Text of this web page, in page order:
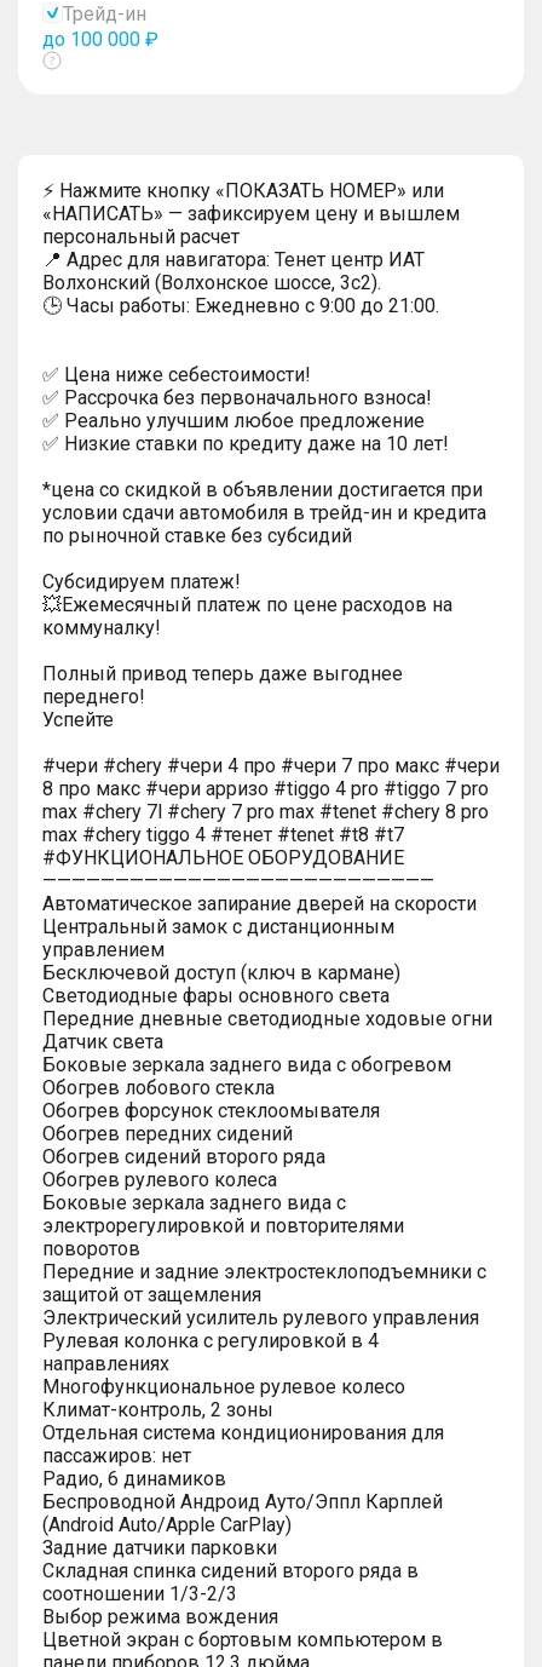
Трейд-ин
до 100 000 ₽
Показать
⚡ Нажмите кнопку «ПОКАЗАТЬ НОМЕР» или
«НАПИСАТЬ» — зафиксируем цену и вышлем
персональный расчет
📍 Адрес для навигатора: Тенет центр ИАТ
Волхонский (Волхонское шоссе, 3с2).
🕒 Часы работы: Ежедневно с 9:00 до 21:00.
✅ Цена ниже себестоимости!
✅ Рассрочка без первоначального взноса!
✅ Реально улучшим любое предложение
✅ Низкие ставки по кредиту даже на 10 лет!
*цена со скидкой в объявлении достигается при
условии сдачи автомобиля в трейд-ин и кредита
по рыночной ставке без субсидий
Субсидируем платеж!
💥Ежемесячный платеж по цене расходов на
коммуналку!
Полный привод теперь даже выгоднее
переднего!
Успейте
#чери #chery #чери 4 про #чери 7 про макс #чери
8 про макс #чери арризо #tiggo 4 pro #tiggo 7 pro
max #chery 7l #chery 7 pro max #tenet #chery 8 pro
max #chery tiggo 4 #тенет #tenet #t8 #t7
#ФУНКЦИОНАЛЬНОЕ ОБОРУДОВАНИЕ
———————————————————————————
Автоматическое запирание дверей на скорости
Центральный замок с дистанционным
управлением
Бесключевой доступ (ключ в кармане)
Светодиодные фары основного света
Передние дневные светодиодные ходовые огни
Датчик света
Боковые зеркала заднего вида с обогревом
Обогрев лобового стекла
Обогрев форсунок стеклоомывателя
Обогрев передних сидений
Обогрев сидений второго ряда
Обогрев рулевого колеса
Боковые зеркала заднего вида с
электрорегулировкой и повторителями
поворотов
Передние и задние электростеклоподъемники с
защитой от защемления
Электрический усилитель рулевого управления
Рулевая колонка с регулировкой в 4
направлениях
Многофункциональное рулевое колесо
Климат-контроль, 2 зоны
Отдельная система кондиционирования для
пассажиров: нет
Радио, 6 динамиков
Беспроводной Андроид Ауто/Эппл Карплей
(Android Auto/Apple CarPlay)
Задние датчики парковки
Складная спинка сидений второго ряда в
соотношении 1/3-2/3
Выбор режима вождения
Цветной экран с бортовым компьютером в
панели приборов 12.3 дюйма